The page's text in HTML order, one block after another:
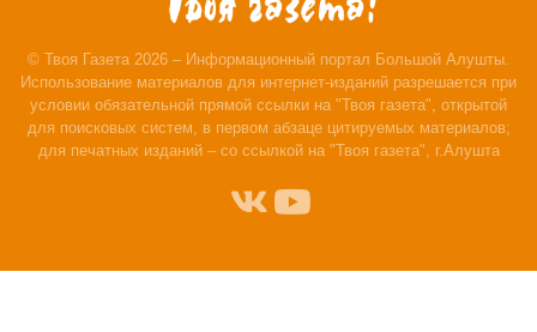
© Твоя Газета 2026 – Информационный портал Большой Алушты.
Использование материалов для интернет-изданий разрешается при
условии обязательной прямой ссылки на "Твоя газета", открытой
для поисковых систем, в первом абзаце цитируемых материалов;
для печатных изданий – со ссылкой на "Твоя газета", г.Алушта